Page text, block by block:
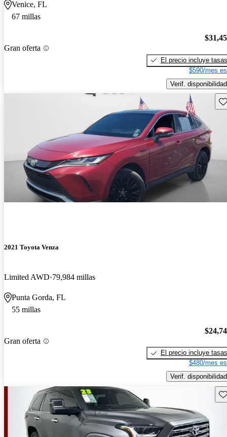
Venice, FL
67 millas
Gran oferta
El precio incluye tasas
$590/mes
Verif. disponibilidad
2021 Toyota Venza
Limited AWD 79,984 millas
Punta Gorda, FL
55 millas
Gran oferta
El precio incluye tasas
$480/mes
Verif. disponibilidad